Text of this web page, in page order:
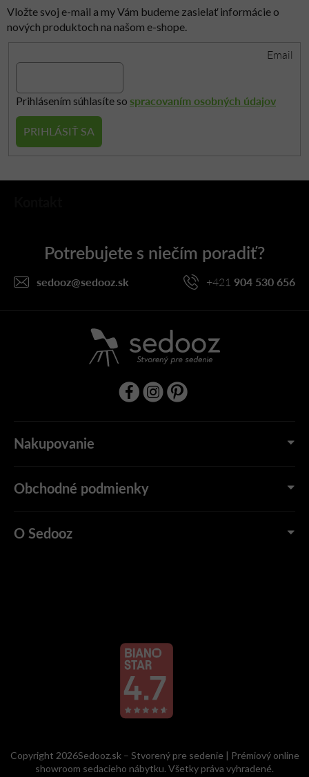
Vložte svoj e-mail a my Vám budeme zasielať informácie o
nových produktoch na našom e-shope.
Email
Prihlásením súhlasíte so spracovaním osobných údajov
PRIHLÁSIŤ SA
Z
sedooz@sedooz.sk +421 904 530 656
Nakupovanie
Obchodné podmienky
O Sedooz
Copyright 2026Sedooz.sk – Stvorený pre sedenie | Prémiový online
showroom sedacieho nábytku. Všetky práva vyhradené.